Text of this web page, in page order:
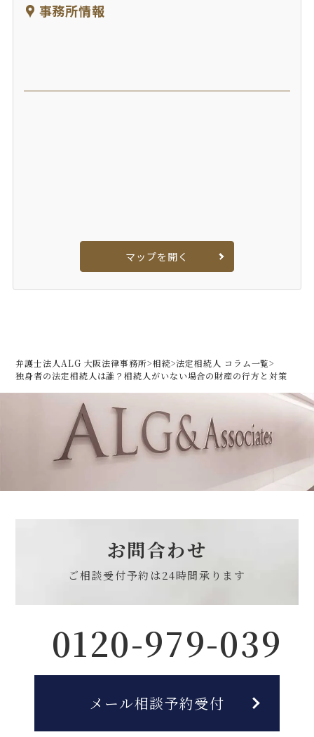
事務所情報
マップを開く
弁護士法人ALG 大阪法律事務所>相続>法定相続人 コラム一覧>
独身者の法定相続人は誰？相続人がいない場合の財産の行方と対策
お問合わせ
ご相談受付予約は24時間承ります
0120-979-039
メール相談予約受付